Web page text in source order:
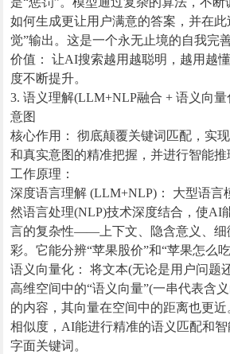
如何生成更让用户满意的答案，并在此
觉”输出。这是一个永无止境的自我完善
价值： 让AI搜索越用越聪明，越用越
度不断提升。
3. 语义理解(LLM+NLP融合 + 语义向
意图
核心作用： 彻底颠覆关键词匹配，实
和真实意图的精准把握，并进行智能推
工作原理：
深度语言理解 (LLM+NLP)： 大型语言
然语言处理(NLP)技术深度结合，使AI
言的复杂性——上下文、隐含意义、细
彩。它能分辨“苹果股价”和“苹果怎么吃
语义向量化： 将文本(无论是用户问题
高维空间中的“语义向量”(一串代表含
的内容，其向量在空间中的距离也更
相似度，AI能进行精准的语义匹配和
字面关键词。